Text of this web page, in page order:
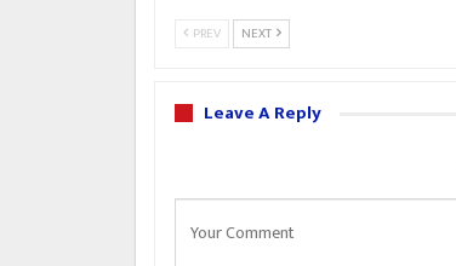
PREV NEXT
Leave A Reply